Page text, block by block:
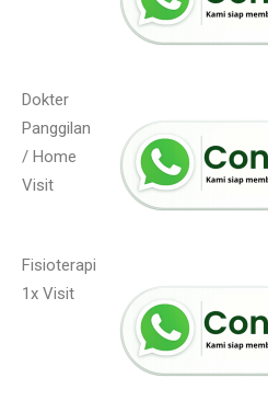
Dokter
Panggilan
/ Home
Visit
Fisioterapi
1x Visit